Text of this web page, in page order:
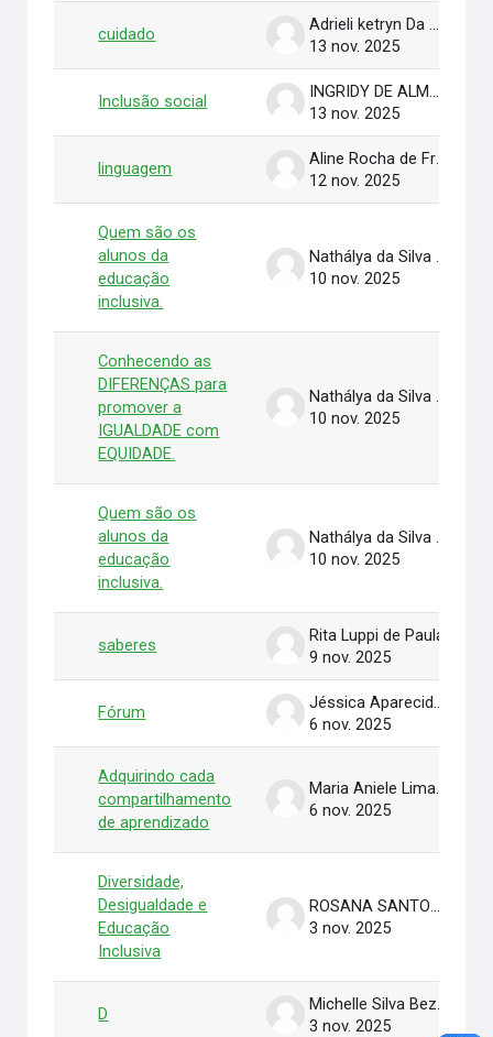
cuidado
Adrieli ketryn Da Silva
13 nov. 2025
Inclusão social
INGRIDY DE ALMEIDA SILVA
13 nov. 2025
linguagem
Aline Rocha de França
12 nov. 2025
Quem são os
alunos da
educação
inclusiva.
Nathálya da Silva Grigorio Alves
10 nov. 2025
Conhecendo as
DIFERENÇAS para
promover a
IGUALDADE com
EQUIDADE.
Nathálya da Silva Grigorio Alves
10 nov. 2025
Quem são os
alunos da
educação
inclusiva.
Nathálya da Silva Grigorio Alves
10 nov. 2025
saberes
Rita Luppi de Paula
9 nov. 2025
Fórum
Jéssica Aparecida Stukowski
6 nov. 2025
Adquirindo cada
compartilhamento
de aprendizado
Maria Aniele Lima De Vasconcelos
6 nov. 2025
Diversidade,
Desigualdade e
Educação
Inclusiva
ROSANA SANTOS QUIRINO
3 nov. 2025
D
Michelle Silva Bezerra
3 nov. 2025